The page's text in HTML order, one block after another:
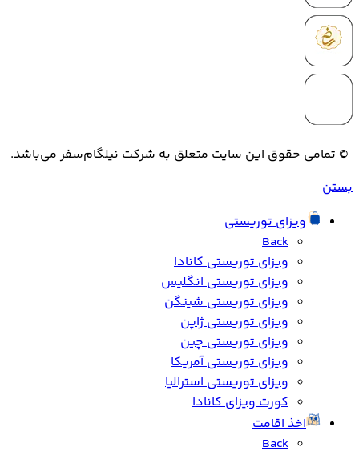
© تمامی حقوق این سایت متعلق به شرکت نیلگام‌سفر می‌باشد.
بستن
ویزای توریستی
Back
ویزای توریستی کانادا
ویزای توریستی انگلیس
ویزای توریستی شینگن
ویزای توریستی ژاپن
ویزای توریستی چین
ویزای توریستی آمریکا
ویزای توریستی استرالیا
کورت ویزای کانادا
اخذ اقامت
Back